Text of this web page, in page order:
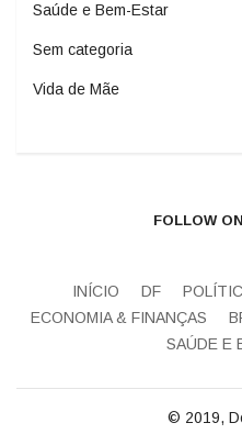
Saúde e Bem-Estar
Sem categoria
Vida de Mãe
FOLLOW
INÍCIO DF
ECONOMIA & FINANÇAS
SAÚDE E
© 2019,